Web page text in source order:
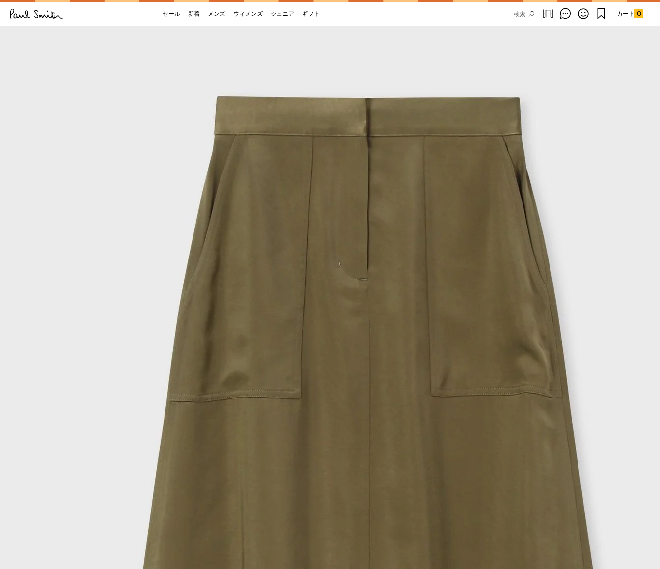
セール 新着 メンズ ウィメンズ ジュニア ギフト カート 0
Email Address
By signing up to our newsletter you are
agreeing to our